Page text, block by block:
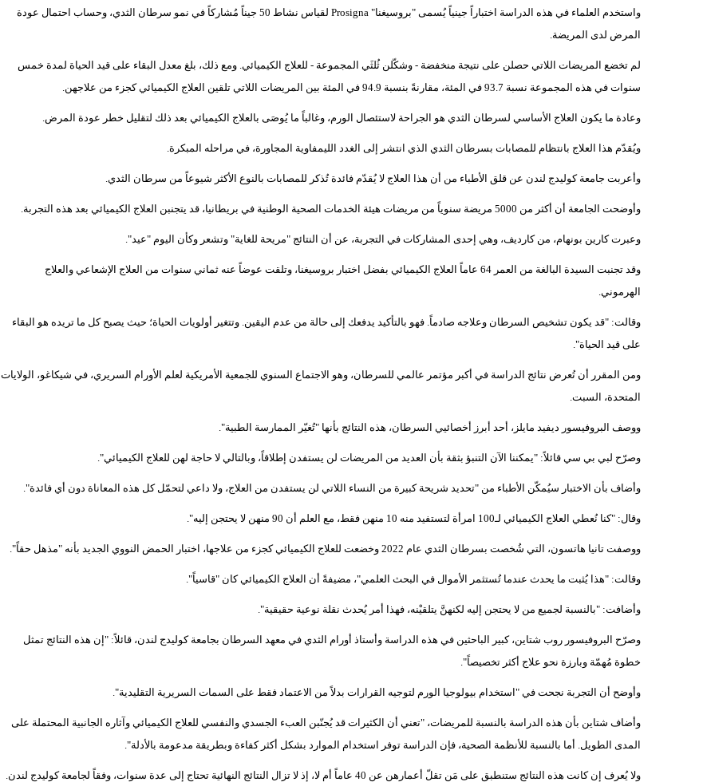
واستخدم العلماء في هذه الدراسة اختباراً جينياً يُسمى "بروسيغنا" Prosigna لقياس نشاط 50 جيناً مُشاركاً في نمو سرطان الثدي، وحساب احتمال عودة
المرض لدى المريضة.
لم تخضع المريضات اللاتي حصلن على نتيجة منخفضة - وشكّلن ثُلثَي المجموعة - للعلاج الكيميائي. ومع ذلك، بلغ معدل البقاء على قيد الحياة لمدة خمس
سنوات في هذه المجموعة نسبة 93.7 في المئة، مقارنةً بنسبة 94.9 في المئة بين المريضات اللاتي تلقين العلاج الكيميائي كجزء من علاجهن.
وعادة ما يكون العلاج الأساسي لسرطان الثدي هو الجراحة لاستئصال الورم، وغالباً ما يُوصَى بالعلاج الكيميائي بعد ذلك لتقليل خطر عودة المرض.
ويُقدّم هذا العلاج بانتظام للمصابات بسرطان الثدي الذي انتشر إلى الغدد الليمفاوية المجاورة، في مراحله المبكرة.
وأعربت جامعة كوليدج لندن عن قلق الأطباء من أن هذا العلاج لا يُقدّم فائدة تُذكر للمصابات بالنوع الأكثر شيوعاً من سرطان الثدي.
وأوضحت الجامعة أن أكثر من 5000 مريضة سنوياً من مريضات هيئة الخدمات الصحية الوطنية في بريطانيا، قد يتجنبن العلاج الكيميائي بعد هذه التجربة.
وعبرت كارين بونهام، من كارديف، وهي إحدى المشاركات في التجربة، عن أن النتائج "مريحة للغاية" وتشعر وكأن اليوم "عيد".
وقد تجنبت السيدة البالغة من العمر 64 عاماً العلاج الكيميائي بفضل اختبار بروسيغنا، وتلقت عوضاً عنه ثماني سنوات من العلاج الإشعاعي والعلاج
الهرموني.
وقالت: "قد يكون تشخيص السرطان وعلاجه صادماً. فهو بالتأكيد يدفعك إلى حالة من عدم اليقين. وتتغير أولويات الحياة؛ حيث يصبح كل ما تريده هو البقاء
على قيد الحياة".
ومن المقرر أن تُعرض نتائج الدراسة في أكبر مؤتمر عالمي للسرطان، وهو الاجتماع السنوي للجمعية الأمريكية لعلم الأورام السريري، في شيكاغو، الولايات
المتحدة، السبت.
ووصف البروفيسور ديفيد مايلز، أحد أبرز أخصائيي السرطان، هذه النتائج بأنها "تُغيّر الممارسة الطبية".
وصرّح لبي بي سي قائلاً: "يمكننا الآن التنبؤ بثقة بأن العديد من المريضات لن يستفدن إطلاقاً، وبالتالي لا حاجة لهن للعلاج الكيميائي".
وأضاف بأن الاختبار سيُمكّن الأطباء من "تحديد شريحة كبيرة من النساء اللاتي لن يستفدن من العلاج، ولا داعي لتحمّل كل هذه المعاناة دون أي فائدة".
وقال: "كنا نُعطي العلاج الكيميائي لـ100 امرأة لتستفيد منه 10 منهن فقط، مع العلم أن 90 منهن لا يحتجن إليه".
ووصفت تانيا هاتسون، التي شُخصت بسرطان الثدي عام 2022 وخضعت للعلاج الكيميائي كجزء من علاجها، اختبار الحمض النووي الجديد بأنه "مذهل حقاً".
وقالت: "هذا يُثبت ما يحدث عندما تُستثمر الأموال في البحث العلمي"، مضيفةً أن العلاج الكيميائي كان "قاسياً".
وأضافت: "بالنسبة لجميع من لا يحتجن إليه لكنهنَّ يتلقيْنه، فهذا أمر يُحدث نقلة نوعية حقيقية".
وصرّح البروفيسور روب شتاين، كبير الباحثين في هذه الدراسة وأستاذ أورام الثدي في معهد السرطان بجامعة كوليدج لندن، قائلاً: "إن هذه النتائج تمثل
خطوة مُهمّة وبارزة نحو علاج أكثر تخصيصاً".
وأوضح أن التجربة نجحت في "استخدام بيولوجيا الورم لتوجيه القرارات بدلاً من الاعتماد فقط على السمات السريرية التقليدية".
وأضاف شتاين بأن هذه الدراسة بالنسبة للمريضات، "تعني أن الكثيرات قد يُجنّبن العبء الجسدي والنفسي للعلاج الكيميائي وآثاره الجانبية المحتملة على
المدى الطويل. أما بالنسبة للأنظمة الصحية، فإن الدراسة توفر استخدام الموارد بشكل أكثر كفاءة وبطريقة مدعومة بالأدلة".
ولا يُعرف إن كانت هذه النتائج ستنطبق على مَن تقلّ أعمارهن عن 40 عاماً أم لا، إذ لا تزال النتائج النهائية تحتاج إلى عدة سنوات، وفقاً لجامعة كوليدج لندن.